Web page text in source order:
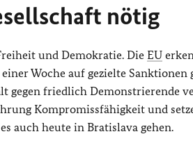
nötig
und Demokratie. Die EU
Woche auf gezielte Sanktionen
gegen friedlich Demonstrierende
Kompromissfähigkeit und
auch heute in Bratislava gehen.